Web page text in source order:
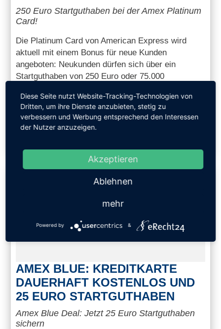
250 Euro Startguthaben bei der Amex Platinum
Card!
Die Platinum Card von American Express wird
aktuell mit einem Bonus für neue Kunden
angeboten: Neukunden dürfen sich über ein
Startguthaben von 250 Euro oder 75.000
hinaus bietet die Platin-Karte zahlreiche exklusive
Vorteile und Vergünstigungen.
AMEX BLUE: KREDITKARTE
DAUERHAFT KOSTENLOS UND
25 EURO STARTGUTHABEN
Amex Blue Deal: Jetzt 25 Euro Startguthaben
sichern
Diese Seite nutzt Website-Tracking-Technologien von
Dritten, um ihre Dienste anzubieten, stetig zu
verbessern und Werbung entsprechend den Interessen
der Nutzer anzuzeigen.
Akzeptieren
Ablehnen
mehr
Powered by &